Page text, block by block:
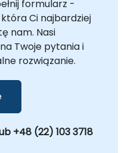
procesami i
systemu.
Partner
formularz -
Ci najbardziej
nam. Nasi
Twoje pytania i
rozwiązanie.
+48 (22) 103 3718